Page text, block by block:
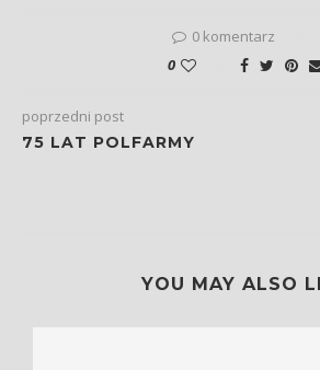
0 komentarz
0
poprzedni post
75 LAT POLFARMY
YOU MAY ALSO